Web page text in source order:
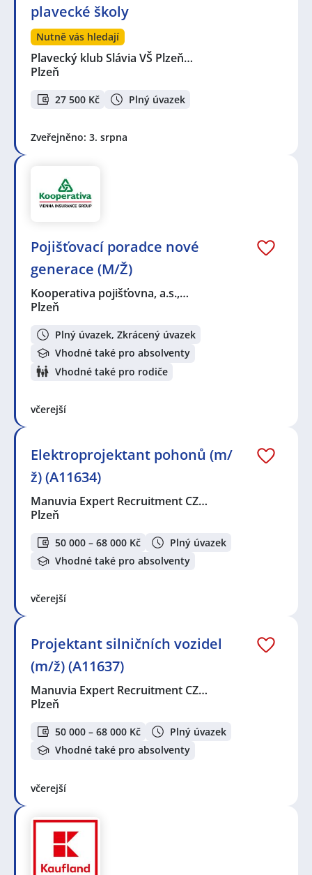
plavecké školy
Nutně vás hledají
Plavecký klub Slávia VŠ Plzeň…
Plzeň
27 500 Kč Plný úvazek
Zveřejněno: 3. srpna
Pojišťovací poradce nové
generace (M/Ž)
Kooperativa pojišťovna, a.s.,…
Plzeň
Plný úvazek, Zkrácený úvazek
Vhodné také pro absolventy
Vhodné také pro rodiče
včerejší
Elektroprojektant pohonů (m/
ž) (A11634)
Manuvia Expert Recruitment CZ…
Plzeň
50 000 – 68 000 Kč
Plný úvazek
Vhodné také pro absolventy
včerejší
Projektant silničních vozidel
(m/ž) (A11637)
Manuvia Expert Recruitment CZ…
Plzeň
50 000 – 68 000 Kč
Plný úvazek
Vhodné také pro absolventy
včerejší